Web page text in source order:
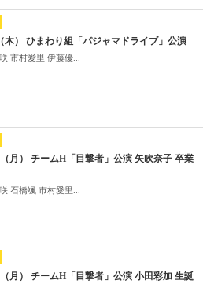
木） ひまわり組「パジャマドライブ」公演
市村愛里 伊藤優...
月） チームH「目撃者」公演 矢吹奈子 卒業
石橋颯 市村愛里...
月） チームH「目撃者」公演 小田彩加 生誕